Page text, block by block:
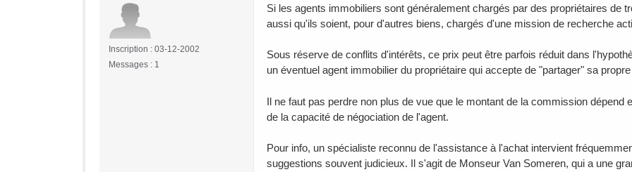
Inscription : 03-12-2002
Messages : 1
Si les agents immobiliers sont généralement chargés par des propriétaires de
aussi qu'ils soient, pour d'autres biens, chargés d'une mission de recherche
Sous réserve de conflits d'intérêts, ce prix peut être parfois réduit dans
un éventuel agent immobilier du propriétaire qui accepte de "partager" sa
Il ne faut pas perdre non plus de vue que le montant de la commission dépend
de la capacité de négociation de l'agent.
Pour info, un spécialiste reconnu de l'assistance à l'achat intervient
suggestions souvent judicieux. Il s'agit de Monseur Van Someren, qui a une